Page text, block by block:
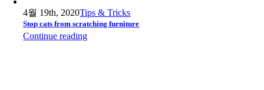
4월 19th, 2020Tips & Tricks
Stop cats from scratching furniture
Continue reading